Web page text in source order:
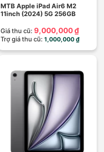
MTB Apple iPad Air6 M2
11inch (2024) 5G 256GB
Giá thu cũ: 9,000,000 ₫
Trợ giá thu cũ: 1,000,000 ₫